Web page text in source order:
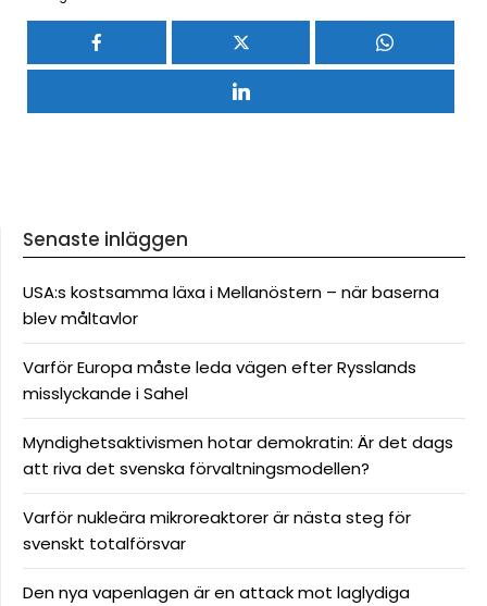
Senaste inläggen
USA:s kostsamma läxa i Mellanöstern – när baserna
blev måltavlor
Varför Europa måste leda vägen efter Rysslands
misslyckande i Sahel
Myndighetsaktivismen hotar demokratin: Är det dags
att riva det svenska förvaltningsmodellen?
Varför nukleära mikroreaktorer är nästa steg för
svenskt totalförsvar
Den nya vapenlagen är en attack mot laglydiga